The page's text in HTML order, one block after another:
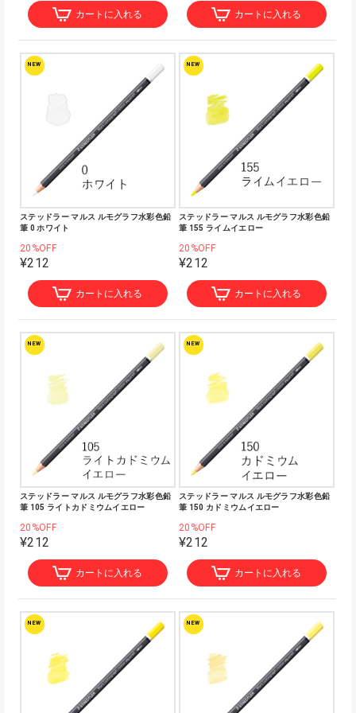
カートに入れる カートに入れる
NEW
ステッドラー マルス ルモグラフ水彩色鉛
筆 0 ホワイト
20%OFF
¥212
カートに入れる
NEW
ステッドラー マルス ルモグラフ水彩色鉛
筆 155 ライムイエロー
20%OFF
¥212
カートに入れる
NEW
ステッドラー マルス ルモグラフ水彩色鉛
筆 105 ライトカドミウムイエロー
20%OFF
¥212
カートに入れる
NEW
ステッドラー マルス ルモグラフ水彩色鉛
筆 150 カドミウムイエロー
20%OFF
¥212
カートに入れる
NEW NEW